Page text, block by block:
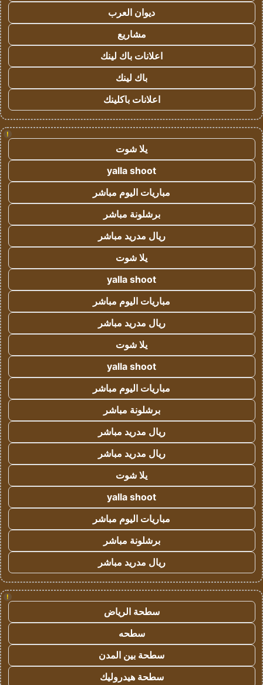
ديوان العرب
مشاريع
اعلانات باك لينك
باك لينك
اعلانات باكلينك
!
يلا شوت
yalla shoot
مباريات اليوم مباشر
برشلونة مباشر
ريال مدريد مباشر
يلا شوت
yalla shoot
مباريات اليوم مباشر
ريال مدريد مباشر
يلا شوت
yalla shoot
مباريات اليوم مباشر
برشلونة مباشر
ريال مدريد مباشر
ريال مدريد مباشر
يلا شوت
yalla shoot
مباريات اليوم مباشر
برشلونة مباشر
ريال مدريد مباشر
!
سطحة الرياض
سطحه
سطحة بين المدن
سطحة هيدروليك